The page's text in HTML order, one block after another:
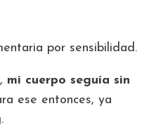
por sensibilidad.
mi cuerpo seguía sin
ese entonces, ya